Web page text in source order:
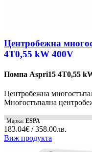
Центробежна
4T0,55 kW 400V
Помпа Aspri15 4T0,55
Центробежна
Многостъпална
Марка:ESPA
183.04€ / 358.00лв.
Виж продукта